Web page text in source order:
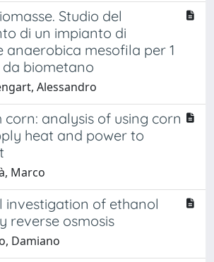
Studio del
di un impianto di
anaerobica mesofila per 1
biometano
Alessandro
analysis of using corn
heat and power to
Marco
investigation of ethanol
reverse osmosis
Damiano